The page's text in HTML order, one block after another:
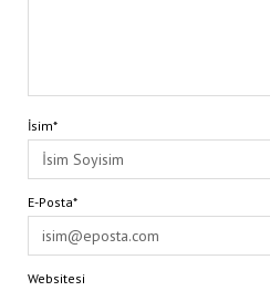
İsim*
E-Posta*
Websitesi